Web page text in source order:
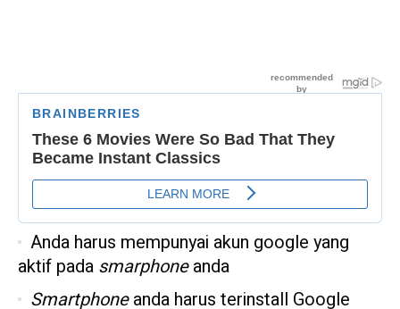
Anda harus mempunyai akun google yang
aktif pada smarphoneanda
Smartphoneanda harus terinstall Google